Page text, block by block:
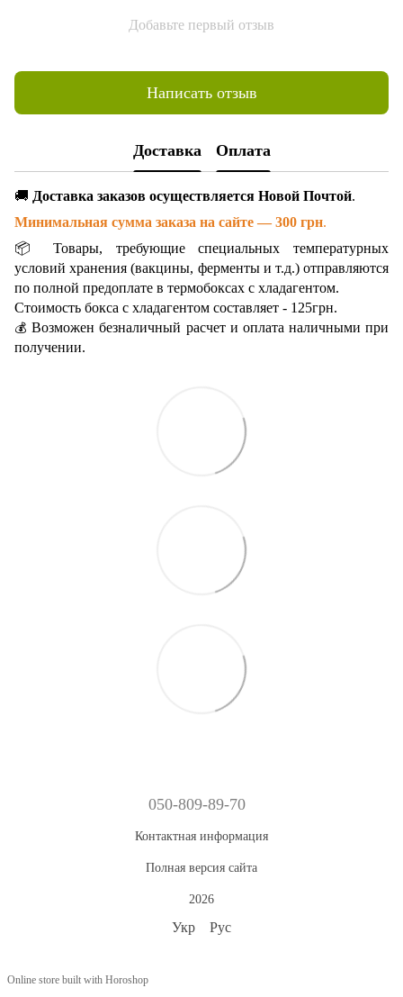
Добавьте первый отзыв
Написать отзыв
Доставка Оплата
🚚 Доставка заказов осуществляется Новой Почтой.
Минимальная сумма заказа на сайте — 300 грн.
📦 Товары, требующие специальных температурных
условий хранения (вакцины, ферменты и т.д.) отправляются
по полной предоплате в термобоксах с хладагентом.
Стоимость бокса с хладагентом составляет - 125грн.
💰Возможен безналичный расчет и оплата наличными при
получении.
050-809-89-70
Контактная информация
Полная версия сайта
2026
Укр Рус
Online store built with Horoshop